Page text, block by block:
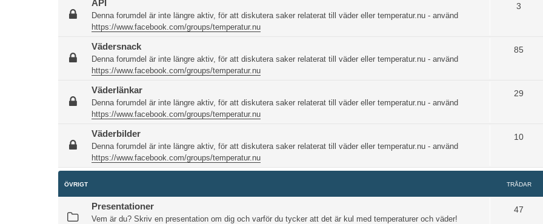
API
Denna forumdel är inte längre aktiv, för att diskutera saker relaterat till väder eller temperatur.nu - använd
https://www.facebook.com/groups/temperatur.nu
3
Vädersnack
Denna forumdel är inte längre aktiv, för att diskutera saker relaterat till väder eller temperatur.nu - använd
https://www.facebook.com/groups/temperatur.nu
85
Väderlänkar
Denna forumdel är inte längre aktiv, för att diskutera saker relaterat till väder eller temperatur.nu - använd
https://www.facebook.com/groups/temperatur.nu
29
Väderbilder
Denna forumdel är inte längre aktiv, för att diskutera saker relaterat till väder eller temperatur.nu - använd
https://www.facebook.com/groups/temperatur.nu
10
ÖVRIGT TRÅDAR
Presentationer
Vem är du? Skriv en presentation om dig och varför du tycker att det är kul med temperaturer och väder!
47